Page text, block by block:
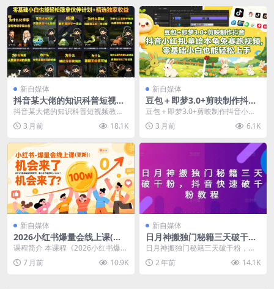
新自媒体
抖音某大佬的知识科普短视频
教学，零基础小白也能轻松稳
拿伙伴计划+精选独家收益
抖音某大佬的知识科普短视频教
学，零基础小白也能轻松稳拿伙伴
计划+精选独家收益 课...
3 月前 18.1K
新自媒体
豆包＋即梦3.0+剪映制作抖音
小红书儿童绘本龟兔赛跑视
频，零基础小白也能轻松上手
豆包＋即梦3.0+剪映制作抖音小红
书儿童绘本龟兔赛跑视频，零基础
小白也能轻松上手...
3 月前 6.1K
新自媒体
2026小红书爆量会线上课(更
新
课程简介 本课程《2026小红书爆量
会线上课》是一套旨在从零打造高
收益带货账号的...
7 月前 10.9K
新自媒体
日月神搬独门秘籍三天破干
粉，抖音快速破千粉教程
日月神搬独门秘籍三天破干粉，抖
音快速破千粉教程 今天就简单教大
家一招，只要你时间...
2 年前 14.1K